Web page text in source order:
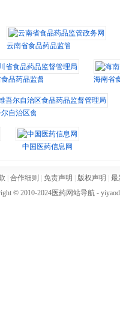
云南省食品药品监管政务网
品药品监督管理局 海南省
自治区食品药品监督管理局
中国医药信息网
合作细则 免责声明 版权声明
最
© 2010-2024医药网站导航-